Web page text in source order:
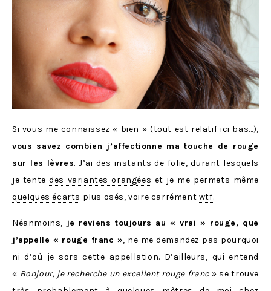
Si vous me connaissez « bien » (tout est relatif ici bas…),
vous savez combien j’affectionne ma touche de rouge
sur les lèvres. J’ai des instants de folie, durant lesquels
je tentedes variantes orangées et je me permets même
quelques écarts plus osés, voire carrément wtf.
Néanmoins, je reviens toujours au « vrai » rouge, que
j’appelle « rouge franc », ne me demandez pas pourquoi
ni d’où je sors cette appellation. D’ailleurs, qui entend
« Bonjour, je recherche un excellent rouge franc» se trouve